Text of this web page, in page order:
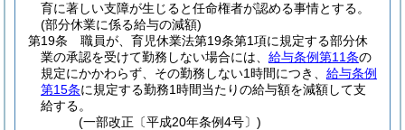
育に著しい支障が生じると任命権者が認める事情とする。
(部分休業に係る給与の減額)
第19条
職員が、育児休業法第19条第1項に規定する部分休
業の承認を受けて勤務しない場合には、 給与条例第11条の
規定にかかわらず、その勤務しない1時間につき、 給与条例
第15条に規定する勤務1時間当たりの給与額を減額して支
給する。
(一部改正〔平成20年条例4号〕)